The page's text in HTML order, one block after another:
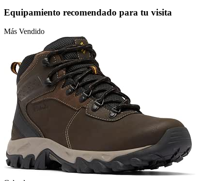
Equipamiento recomendado para tu visita
Más Vendido